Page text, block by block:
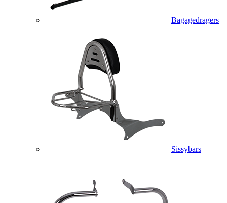
Bagagedragers
Sissybars